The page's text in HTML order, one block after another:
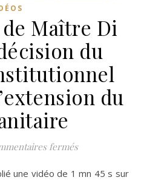
Maître Di
du
du
ferméssur La réaction